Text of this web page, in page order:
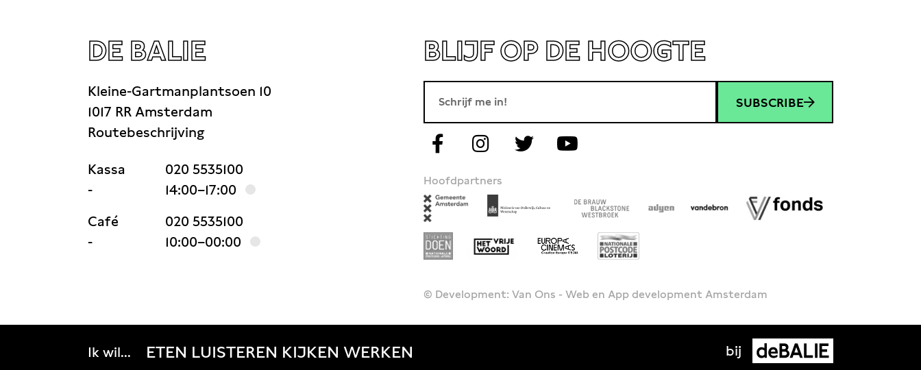
DE BALIE
Kleine-Gartmanplantsoen 10
1017 RR Amsterdam
Routebeschrijving
Kassa
020 5535100
-
14:00–17:00
Café
020 5535100
-
10:00–00:00
BLIJF OP DE HOOGTE
SUBSCRIBE
Hoofdpartners
© Development: Van Ons - Web en App development Amsterdam
Ik wil... ETEN LUISTEREN KIJKEN WERKEN bij